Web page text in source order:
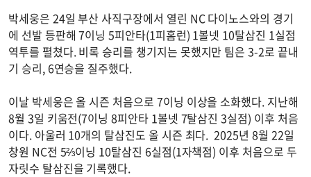
박세웅은 24일 부산 사직구장에서 열린 NC 다이노스와의 경기
에 선발 등판해 7이닝 5피안타(1피홈런) 1볼넷 10탈삼진 1실점
역투를 펼쳤다. 비록 승리를 챙기지는 못했지만 팀은 3-2로 끝내
기 승리, 6연승을 질주했다.
이날 박세웅은 올 시즌 처음으로 7이닝 이상을 소화했다. 지난해
8월 3일 키움전(7이닝 8피안타 1볼넷 7탈삼진 3실점) 이후 처음
이다. 아울러 10개의 탈삼진도 올 시즌 최다. 2025년 8월 22일
창원 NC전 5⅔이닝 10탈삼진 6실점(1자책점) 이후 처음으로 두
자릿수 탈삼진을 기록했다.